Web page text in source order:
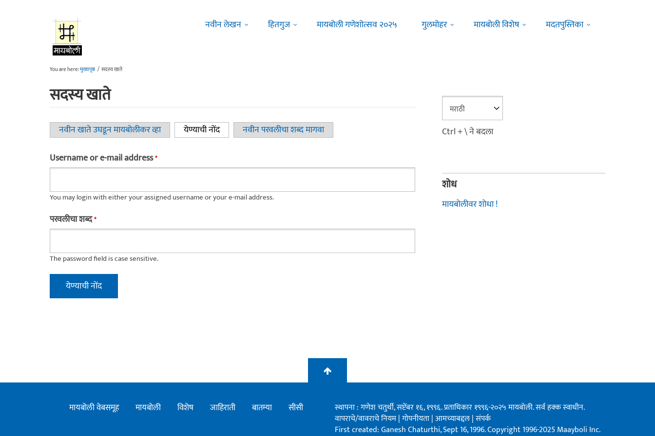
नवीन लेखन
हितगुज मायबोली गणेशोत्सव २०२५ गुलमोहर मायबोली विशेष मदतपुस्तिका
You are here:मुख्यपृष्ठ / सदस्य खाते
सदस्य खाते
Primary tabs
नवीन खाते उघडून मायबोलीकर व्हा येण्याची नोंद(active tab)नवीन परवलीचा शब्द मागवा
Username or e-mail address*
You may login with either your assigned username or your e-mail address.
परवलीचा शब्द*
The password field is case sensitive.
Ctrl + \ ने बदला
शोध
मायबोलीवर शोधा !
मायबोली वेबसमूह मायबोली विशेष जाहिराती बातम्या सीसी
स्थापना : गणेश चतुर्थी, सप्टेंबर १६, १९९६. प्रताधिकार १९९६-२०२५ मायबोली. सर्व हक्क स्वाधीन.
वापराचे/वावराचे नियम|गोपनीयता|आमच्याबद्दल|संपर्क
First created: Ganesh Chaturthi, Sept 16, 1996. Copyright 1996-2025 Maayboli Inc.